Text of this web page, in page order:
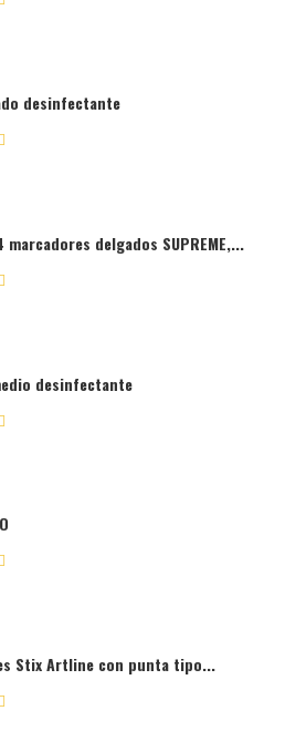
desinfectante
delgados SUPREME,...
desinfectante
Stix Artline con punta tipo...